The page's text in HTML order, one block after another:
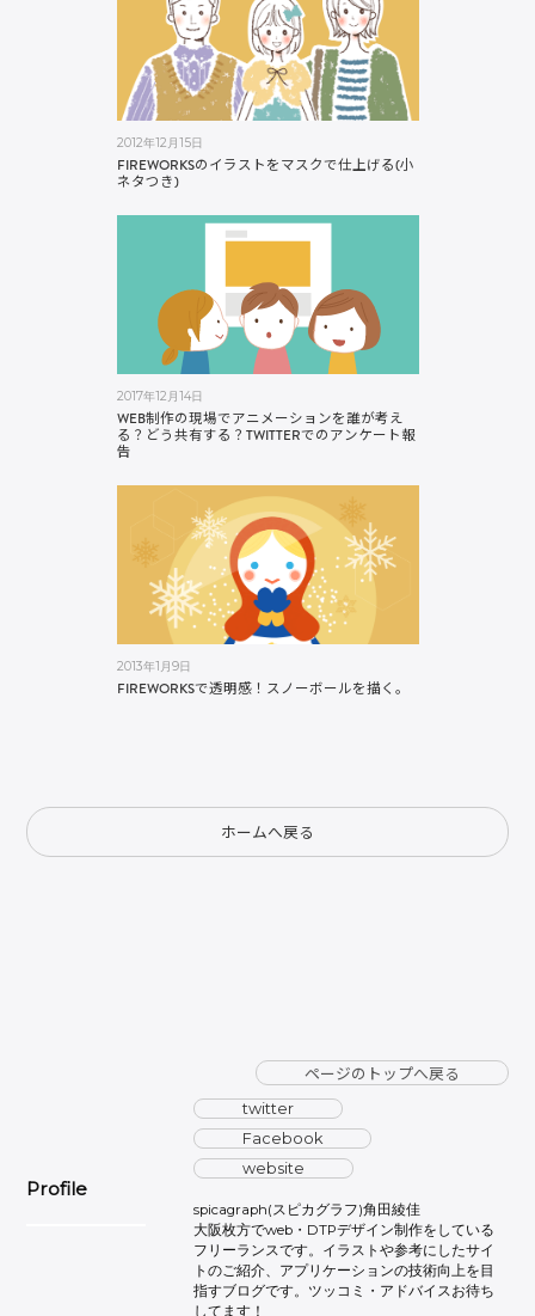
2012年12月15日
FIREWORKSのイラストをマスクで仕上げる(小
ネタつき)
2017年12月14日
WEB制作の現場でアニメーションを誰が考え
る？どう共有する？TWITTERでのアンケート報
告
2013年1月9日
FIREWORKSで透明感！スノーボールを描く。
ホームへ戻る
ページのトップへ戻る
Profile
twitter
Facebook
website
spicagraph(スピカグラフ)角田綾佳
大阪枚方でweb・DTPデザイン制作をしている
フリーランスです。イラストや参考にしたサイ
トのご紹介、アプリケーションの技術向上を目
指すブログです。ツッコミ・アドバイスお待ち
してます！